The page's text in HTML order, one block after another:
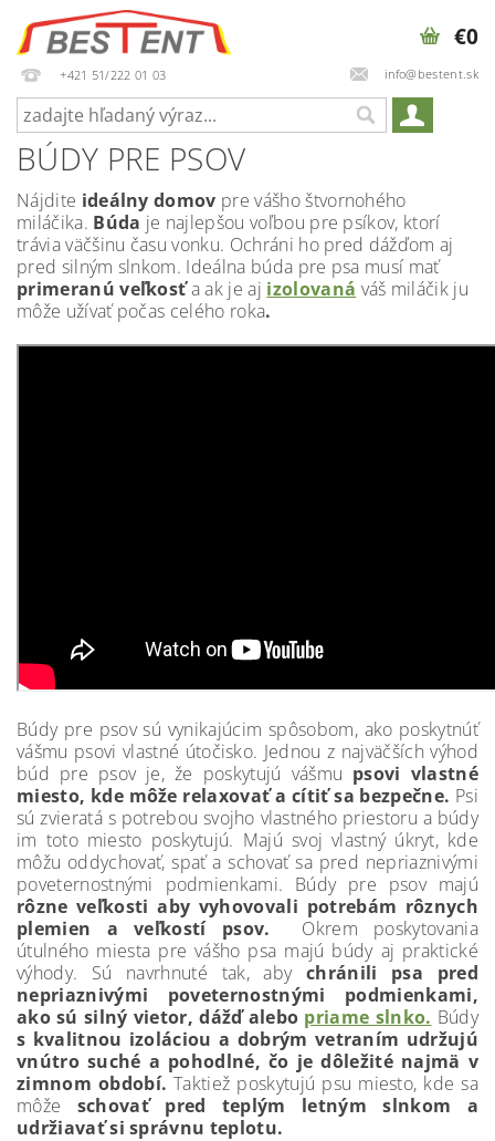
+421 51/222 01 03 info@bestent.sk
€0
BÚDY PRE PSOV
Nájdite ideálny domov pre vášho štvornohého
miláčika. Búda je najlepšou voľbou pre psíkov, ktorí
trávia väčšinu času vonku. Ochráni ho pred dážďom aj
pred silným slnkom. Ideálna búda pre psa musí mať
primeranú veľkosťa ak je aj izolovaná váš miláčik ju
môže užívať počas celého roka.
Búdy pre psov sú vynikajúcim spôsobom, ako poskytnúť
vášmu psovi vlastné útočisko. Jednou z najväčších výhod
búd pre psov je, že poskytujú vášmu psovi vlastné
miesto, kde môže relaxovať a cítiť sa bezpečne. Psi
sú zvieratá s potrebou svojho vlastného priestoru a búdy
im toto miesto poskytujú. Majú svoj vlastný úkryt, kde
môžu oddychovať, spať a schovať sa pred nepriaznivými
poveternostnými podmienkami. Búdy pre psov majú
rôzne veľkosti aby vyhovovali potrebám rôznych
plemien a veľkostí psov. Okrem poskytovania
útulného miesta pre vášho psa majú búdy aj praktické
výhody. Sú navrhnuté tak, aby chránili psa pred
nepriaznivými poveternostnými podmienkami,
ako sú silný vietor, dážď alebo priame slnko. Búdy
s kvalitnou izoláciou a dobrým vetraním udržujú
vnútro suché a pohodlné, čo je dôležité najmä v
zimnom období. Taktiež poskytujú psu miesto, kde sa
môže schovať pred teplým letným slnkom a
udržiavať si správnu teplotu.